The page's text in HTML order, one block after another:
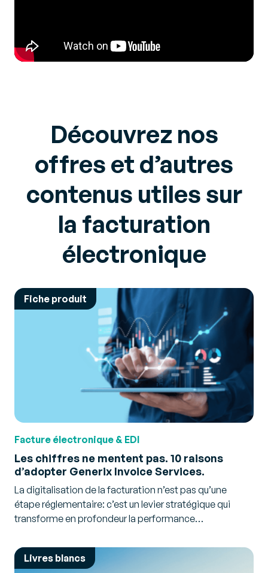
Découvrez nos
offres et d’autres
contenus utiles sur
la facturation
électronique
Fiche produit
Facture électronique & EDI
Les chiffres ne mentent pas. 10 raisons
d’adopter Generix Invoice Services.
La digitalisation de la facturation n’est pas qu’une
étape réglementaire: c’est un levier stratégique qui
transforme en profondeur la performance…
Livres blancs